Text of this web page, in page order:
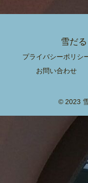
雪だ
プライバシーポリシ
お問い合わせ
© 2023